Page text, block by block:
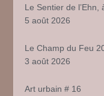
Le Sentier de l’Ehn,
5 août 2026
Le Champ du Feu
3 août 2026
Art urbain # 16